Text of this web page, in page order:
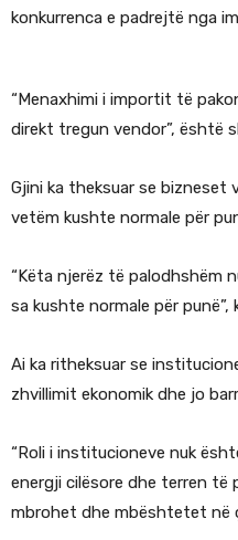
konkurrenca e padrejtë nga
“Menaxhimi i importit të
direkt tregun vendor”, është
Gjini ka theksuar se bizneset
vetëm kushte normale për
“Këta njerëz të palodhshëm
sa kushte normale për punë”,
Ai ka ritheksuar se
zhvillimit ekonomik dhe jo
“Roli i institucioneve nuk
energji cilësore dhe terren të
mbrohet dhe mbështetet në